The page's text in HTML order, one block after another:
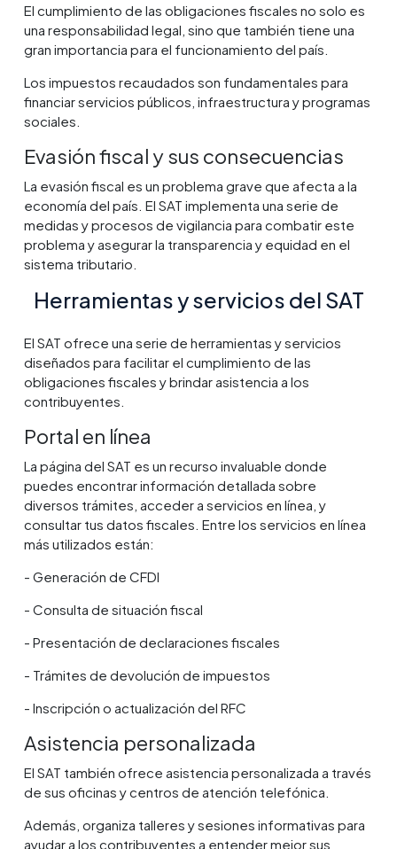
El cumplimiento de las obligaciones fiscales no solo es
una responsabilidad legal, sino que también tiene una
gran importancia para el funcionamiento del país.
Los impuestos recaudados son fundamentales para
financiar servicios públicos, infraestructura y programas
sociales.
Evasión fiscal y sus consecuencias
La evasión fiscal es un problema grave que afecta a la
economía del país. El SAT implementa una serie de
medidas y procesos de vigilancia para combatir este
problema y asegurar la transparencia y equidad en el
sistema tributario.
Herramientas y servicios del SAT
El SAT ofrece una serie de herramientas y servicios
diseñados para facilitar el cumplimiento de las
obligaciones fiscales y brindar asistencia a los
contribuyentes.
Portal en línea
La página del SAT es un recurso invaluable donde
puedes encontrar información detallada sobre
diversos trámites, acceder a servicios en línea, y
consultar tus datos fiscales. Entre los servicios en línea
más utilizados están:
- Generación de CFDI
- Consulta de situación fiscal
- Presentación de declaraciones fiscales
- Trámites de devolución de impuestos
- Inscripción o actualización del RFC
Asistencia personalizada
El SAT también ofrece asistencia personalizada a través
de sus oficinas y centros de atención telefónica.
Además, organiza talleres y sesiones informativas para
ayudar a los contribuyentes a entender mejor sus